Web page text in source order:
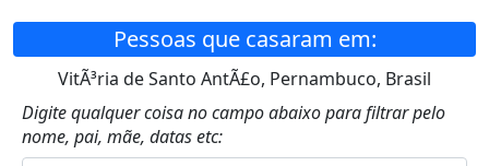
Pessoas que casaram em:
VitÃ³ria de Santo AntÃ£o, Pernambuco, Brasil
Digite qualquer coisa no campo abaixo para filtrar pelo
nome, pai, mãe, datas etc: